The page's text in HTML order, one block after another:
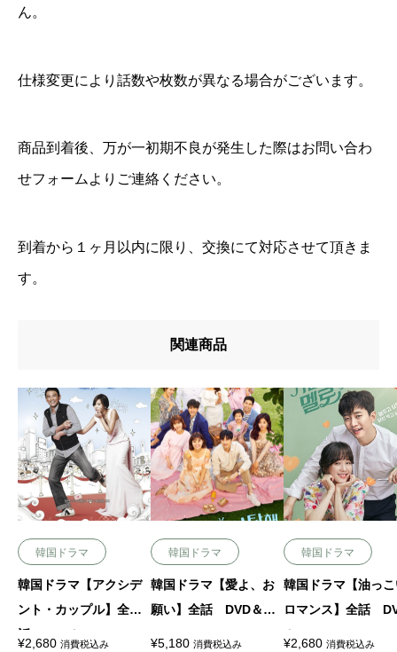
ん。
仕様変更により話数や枚数が異なる場合がございます。
商品到着後、万が一初期不良が発生した際はお問い合わ
せフォームよりご連絡ください。
到着から１ヶ月以内に限り、交換にて対応させて頂きま
す。
関連商品
韓国ドラマ
韓国ドラマ【アクシデ
ント・カップル】全
話 DVD＆Blu-ray
¥2,680 消費税込み
韓国ドラマ
韓国ドラマ【愛よ、お
願い】全話 DVD＆Blu
¥5,180 消費税込み
韓国ドラマ
韓国ドラマ【油っ
ロマンス】全話
＆Blu-ray
¥2,680 消費税込み